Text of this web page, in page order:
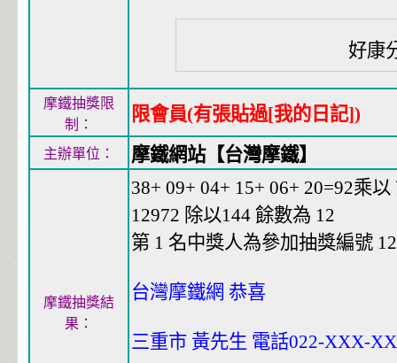
好康
摩鐵抽獎限
制：
限會員(有張貼過[我的日記])
主辦單位： 摩鐵網站【台灣摩鐵】
摩鐵抽獎結
果：
38+ 09+ 04+ 15+ 06+ 20=92乘
12972 除以144 餘數為 12
第 1 名中獎人為參加抽獎編號
台灣摩鐵網 恭喜
三重市 黃先生 電話022-XXX-